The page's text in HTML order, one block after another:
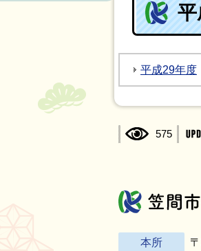
平成29年度
575
本所